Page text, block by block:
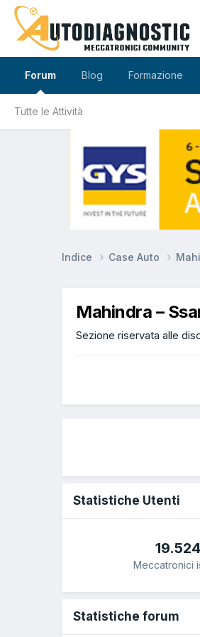
Forum
Tutte le Attività
Blog Formazione
Indice Case Auto
Mahindra –
Sezione riservata alle
Statistiche Utenti
19.524
Meccatronici
Statistiche forum